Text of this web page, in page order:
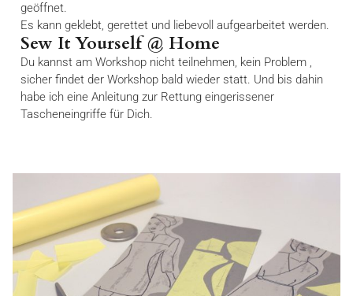
geöffnet.
Es kann geklebt, gerettet und liebevoll aufgearbeitet werden.
Sew It Yourself @ Home
Du kannst am Workshop nicht teilnehmen, kein Problem ,
sicher findet der Workshop bald wieder statt. Und bis dahin
habe ich eine Anleitung zur Rettung eingerissener
Tascheneingriffe für Dich.